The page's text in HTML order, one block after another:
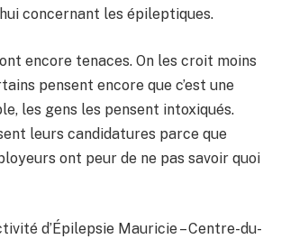
concernant les épileptiques.
encore tenaces. On les croit moins
pensent encore que c’est une
les gens les pensent intoxiqués.
leurs candidatures parce que
ont peur de ne pas savoir quoi
d’Épilepsie Mauricie – Centre-du-